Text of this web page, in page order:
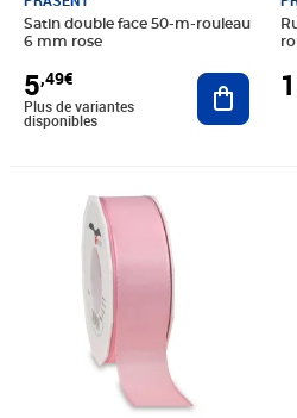
Satin double face 50-m-rouleau
6 mm rose
5,49€
Plus de variantes
disponibles
Ajouter
Prix 11,30€